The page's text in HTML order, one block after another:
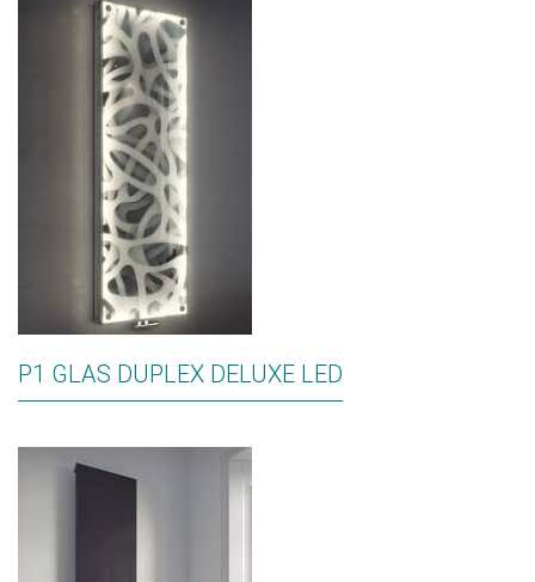
P1 GLAS DUPLEX DELUXE LED